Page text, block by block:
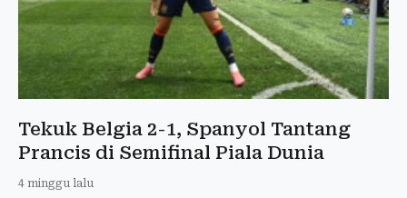
Tekuk Belgia 2-1, Spanyol Tantang
Prancis di Semifinal Piala Dunia
4 minggu lalu